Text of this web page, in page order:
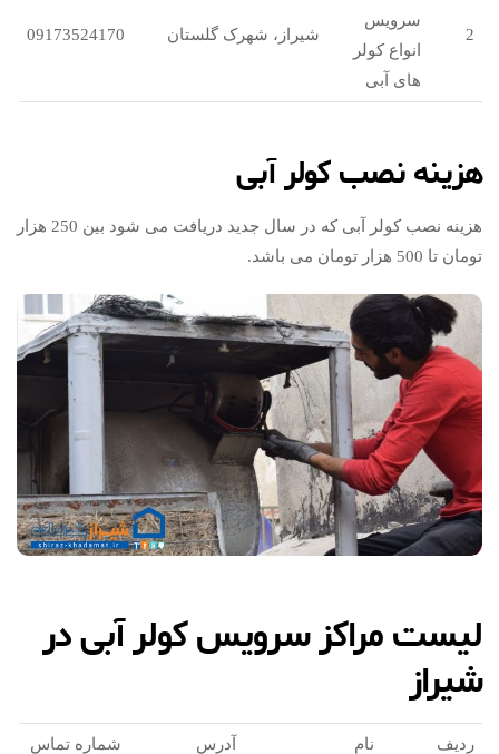
2
سرویس
انواع کولر
های آبی
شیراز، شهرک گلستان 09173524170
هزینه نصب کولر آبی
هزینه نصب کولر آبی که در سال جدید دریافت می شود بین 250 هزار
تومان تا 500 هزار تومان می باشد.
لیست مراکز سرویس کولر آبی در
شیراز
ردیف نام آدرس شماره تماس